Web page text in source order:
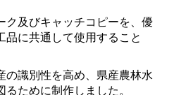
及びキャッチコピーを、優
に共通して使用すること
識別性を高め、県産農林水
ために制作しました。